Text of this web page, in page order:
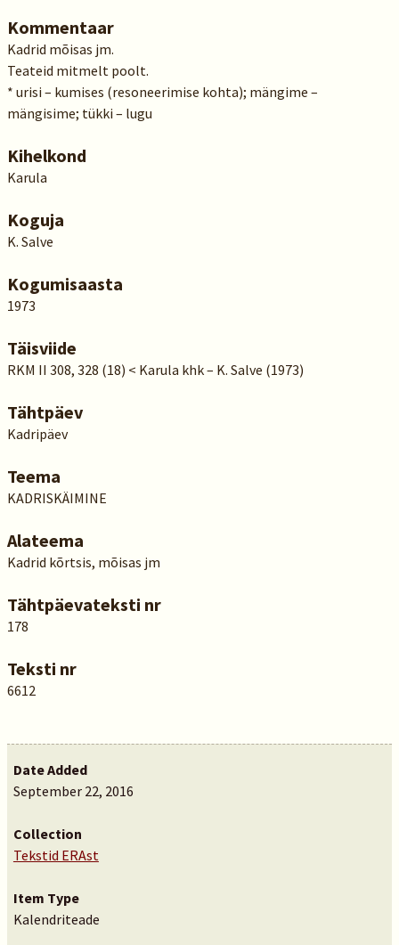
Kommentaar
Kadrid mõisas jm.
Teateid mitmelt poolt.
* urisi – kumises (resoneerimise kohta); mängime –
mängisime; tükki – lugu
Kihelkond
Karula
Koguja
K. Salve
Kogumisaasta
1973
Täisviide
RKM II 308, 328 (18) < Karula khk – K. Salve (1973)
Tähtpäev
Kadripäev
Teema
KADRISKÄIMINE
Alateema
Kadrid kõrtsis, mõisas jm
Tähtpäevateksti nr
178
Teksti nr
6612
Date Added
September 22, 2016
Collection
Tekstid ERAst
Item Type
Kalendriteade